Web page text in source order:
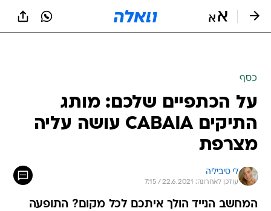
כסף
על הכתפיים שלכם: מותג
התיקים CABAIA עושה עליה
מצרפת
לי סיביליה
עודכן לאחרונה: 22.6.2021 / 7:15
המחשב הנייד הולך איתכם לכל מקום? התופעה